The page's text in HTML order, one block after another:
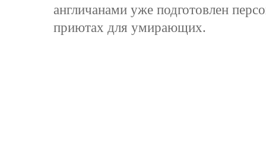
англичанами уже подготовлен
приютах для умирающих.